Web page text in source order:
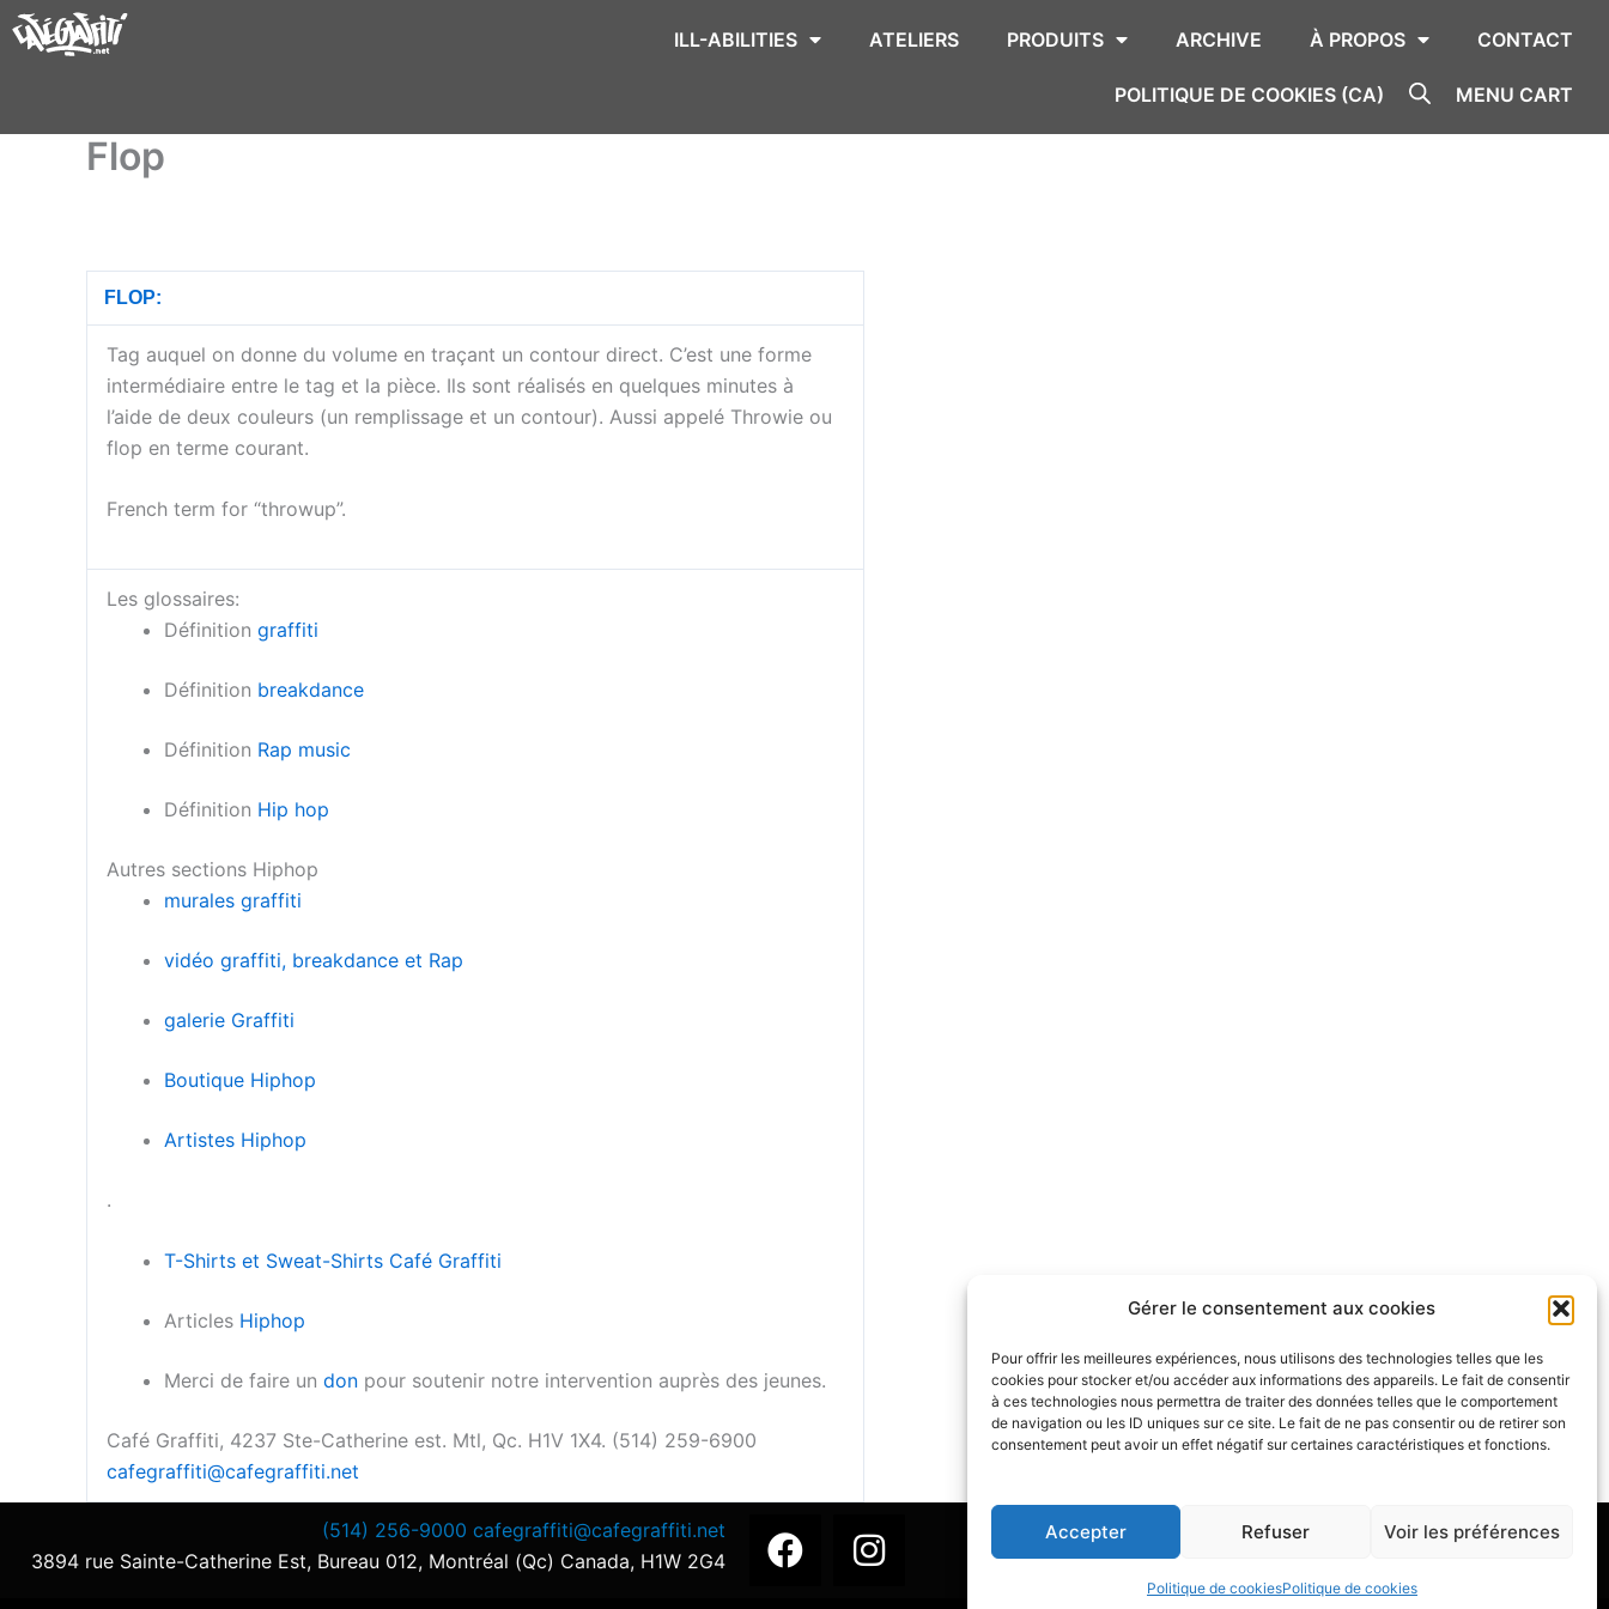
Gérer le consentement aux cookies
Pour offrir les meilleures expériences, nous utilisons des technologies telles que les
cookies pour stocker et/ou accéder aux informations des appareils. Le fait de consentir
à ces technologies nous permettra de traiter des données telles que le comportement
de navigation ou les ID uniques sur ce site. Le fait de ne pas consentir ou de retirer son
consentement peut avoir un effet négatif sur certaines caractéristiques et fonctions.
Accepter Refuser Voir les préférences
Politique de cookiesPolitique de cookies
Aller
au
ILL-ABILITIES ATELIERS PRODUITS ARCHIVE À PROPOS CONTACT
POLITIQUE DE COOKIES (CA) MENU CART
Flop
FLOP:
Tag auquel on donne du volume en traçant un contour direct. C’est une forme
intermédiaire entre le tag et la pièce. Ils sont réalisés en quelques minutes à
l’aide de deux couleurs (un remplissage et un contour). Aussi appelé Throwie ou
flop en terme courant.
French term for “throwup”.
Les glossaires:
Définition graffiti
Définition breakdance
Définition Rap music
Définition Hip hop
Autres sections Hiphop
murales graffiti
vidéo graffiti, breakdance et Rap
galerie Graffiti
Boutique Hiphop
Artistes Hiphop
.
T-Shirts et Sweat-Shirts Café Graffiti
Articles Hiphop
Merci de faire un don pour soutenir notre intervention auprès des jeunes.
Café Graffiti, 4237 Ste-Catherine est. Mtl, Qc. H1V 1X4. (514) 259-6900
cafegraffiti@cafegraffiti.net
(514) 256-9000 cafegraffiti@cafegraffiti.net
3894 rue Sainte-Catherine Est, Bureau 012, Montréal (Qc) Canada, H1W 2G4
F
a
I
n